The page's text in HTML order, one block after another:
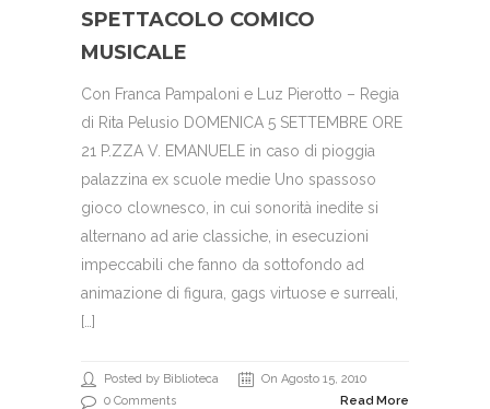
SPETTACOLO COMICO
MUSICALE
Con Franca Pampaloni e Luz Pierotto – Regia
di Rita Pelusio DOMENICA 5 SETTEMBRE ORE
21 P.ZZA V. EMANUELE in caso di pioggia
palazzina ex scuole medie Uno spassoso
gioco clownesco, in cui sonorità inedite si
alternano ad arie classiche, in esecuzioni
impeccabili che fanno da sottofondo ad
animazione di figura, gags virtuose e surreali,
[…]
Posted by Biblioteca
On Agosto 15, 2010
0 Comments
Read More